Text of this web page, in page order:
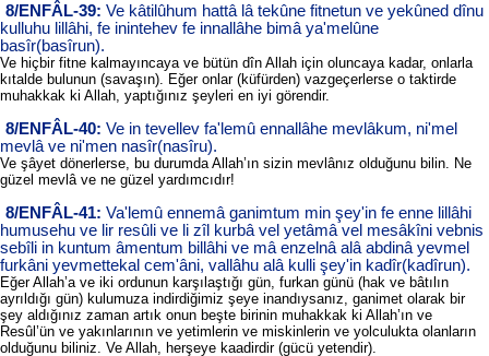
8/ENFÂL-39: Ve kâtilûhum hattâ lâ tekûne fitnetun ve yekûned dînu
kulluhu lillâhi, fe inintehev fe innallâhe bimâ ya'melûne
basîr(basîrun).
Ve hiçbir fitne kalmayıncaya ve bütün dîn Allah için oluncaya kadar, onlarla
kıtalde bulunun (savaşın). Eğer onlar (küfürden) vazgeçerlerse o taktirde
muhakkak ki Allah, yaptığınız şeyleri en iyi görendir.
8/ENFÂL-40: Ve in tevellev fa'lemû ennallâhe mevlâkum, ni'mel
mevlâ ve ni'men nasîr(nasîru).
Ve şâyet dönerlerse, bu durumda Allah’ın sizin mevlânız olduğunu bilin. Ne
güzel mevlâ ve ne güzel yardımcıdır!
8/ENFÂL-41: Va'lemû ennemâ ganimtum min şey'in fe enne lillâhi
humusehu ve lir resûli ve li zîl kurbâ vel yetâmâ vel mesâkîni vebnis
sebîli in kuntum âmentum billâhi ve mâ enzelnâ alâ abdinâ yevmel
furkâni yevmettekal cem'âni, vallâhu alâ kulli şey'in kadîr(kadîrun).
Eğer Allah’a ve iki ordunun karşılaştığı gün, furkan günü (hak ve bâtılın
ayrıldığı gün) kulumuza indirdiğimiz şeye inandıysanız, ganimet olarak bir
şey aldığınız zaman artık onun beşte birinin muhakkak ki Allah’ın ve
Resûl’ün ve yakınlarının ve yetimlerin ve miskinlerin ve yolculukta olanların
olduğunu biliniz. Ve Allah, herşeye kaadirdir (gücü yetendir).